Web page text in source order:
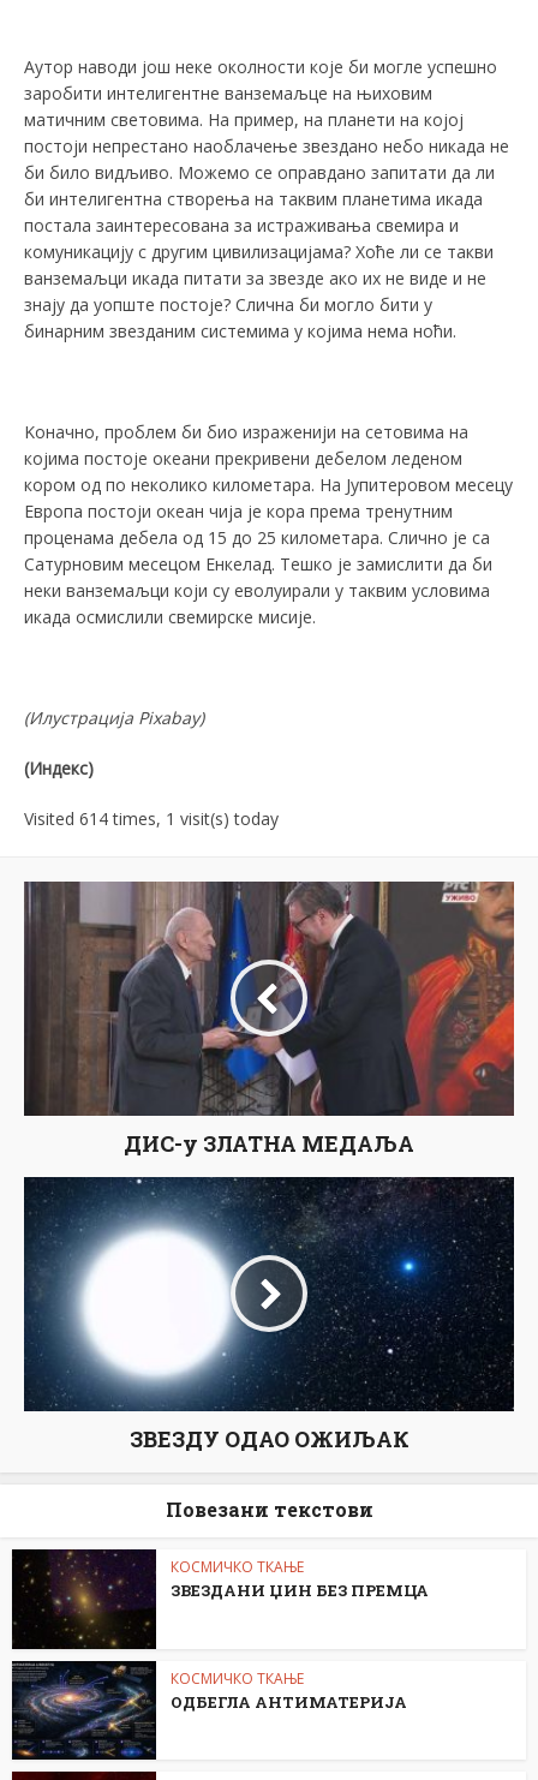
Аутор наводи још неке околности које би могле успешно
заробити интелигентне ванземаљце на њиховим
матичним световима. На пример, на планети на којој
постоји непрестано наоблачење звездано небо никада не
би било видљиво. Можемо се оправдано запитати да ли
би интелигентна створења на таквим планетима икада
постала заинтересована за истраживања свемира и
комуникацију с другим цивилизацијама? Хоће ли се такви
ванземаљци икада питати за звезде ако их не виде и не
знају да уопште постоје? Слична би могло бити у
бинарним звезданим системима у којима нема ноћи.
Kоначно, проблем би био израженији на сетовима на
којима постоје океани прекривени дебелом леденом
кором од по неколико километара. На Јупитеровом месецу
Европа постоји океан чија је кора према тренутним
проценама дебела од 15 до 25 километара. Слично је са
Сатурновим месецом Енкелад. Тешко је замислити да би
неки ванземаљци који су еволуирали у таквим условима
икада осмислили свемирске мисије.
(Илустрација Pixabay)
(Индекс)
Visited 614 times, 1 visit(s) today
ДИС-у ЗЛАТНА МЕДАЉА
ЗВЕЗДУ ОДАО ОЖИЉАК
Повезани текстови
КОСМИЧКО ТКАЊЕ
ЗВЕЗДАНИ ЏИН БЕЗ ПРЕМЦА
КОСМИЧКО ТКАЊЕ
ОДБЕГЛА АНТИМАТЕРИЈА